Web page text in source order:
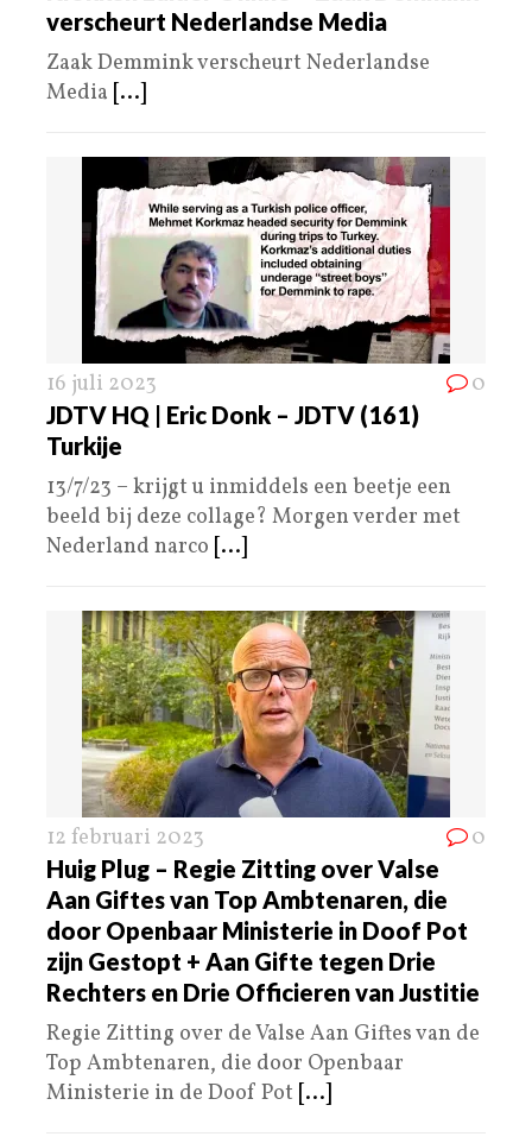
verscheurt Nederlandse Media
Zaak Demmink verscheurt Nederlandse
Media [...]
16 juli 2023 0
JDTV HQ | Eric Donk – JDTV (161)
Turkije
13/7/23 – krijgt u inmiddels een beetje een
beeld bij deze collage? Morgen verder met
Nederland narco [...]
12 februari 2023 0
Huig Plug – Regie Zitting over Valse
Aan Giftes van Top Ambtenaren, die
door Openbaar Ministerie in Doof Pot
zijn Gestopt + Aan Gifte tegen Drie
Rechters en Drie Officieren van Justitie
Regie Zitting over de Valse Aan Giftes van de
Top Ambtenaren, die door Openbaar
Ministerie in de Doof Pot [...]